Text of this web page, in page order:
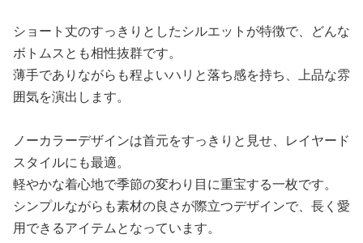
ショート丈のすっきりとしたシルエットが特徴で、どんな
ボトムスとも相性抜群です。
薄手でありながらも程よいハリと落ち感を持ち、上品な雰
囲気を演出します。
ノーカラーデザインは首元をすっきりと見せ、レイヤード
スタイルにも最適。
軽やかな着心地で季節の変わり目に重宝する一枚です。
シンプルながらも素材の良さが際立つデザインで、長く愛
用できるアイテムとなっています。